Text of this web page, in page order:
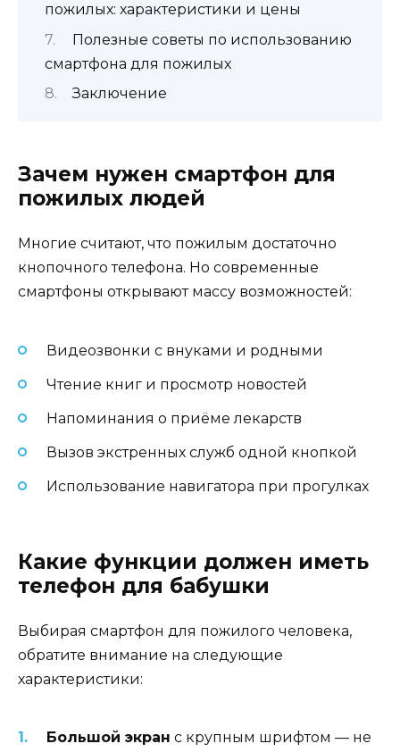
пожилых: характеристики и цены
Полезные советы по использованию
смартфона для пожилых
Заключение
Зачем нужен смартфон для
пожилых людей
Многие считают, что пожилым достаточно
кнопочного телефона. Но современные
смартфоны открывают массу возможностей:
Видеозвонки с внуками и родными
Чтение книг и просмотр новостей
Напоминания о приёме лекарств
Вызов экстренных служб одной кнопкой
Использование навигатора при прогулках
Какие функции должен иметь
телефон для бабушки
Выбирая смартфон для пожилого человека,
обратите внимание на следующие
характеристики:
Большой экран с крупным шрифтом — не